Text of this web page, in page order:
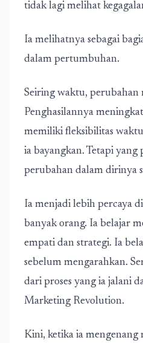
tidak lagi melihat
Ia melihatnya sebagai
dalam pertumbuhan.
Seiring waktu, perubahan
Penghasilannya
memiliki fleksibilitas
ia bayangkan. Tetapi yang
perubahan dalam dirinya
Ia menjadi lebih percaya
banyak orang. Ia belajar
empati dan strategi. Ia
sebelum mengarahkan.
dari proses yang ia jalani
Marketing Revolution.
Kini, ketika ia mengenang